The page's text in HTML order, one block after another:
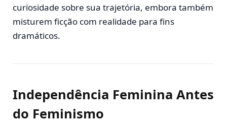
curiosidade sobre sua trajetória, embora também
misturem ficção com realidade para fins
dramáticos.
Independência Feminina Antes
do Feminismo